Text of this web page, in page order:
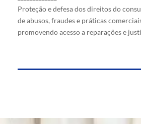
Proteção e defesa dos direitos do
de abusos, fraudes e práticas
promovendo acesso a reparações e
situações de abusos, fraudes e
injustas, promovendo acesso a